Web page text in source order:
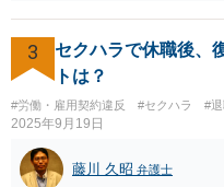
事務所を比較した上で，弁護
応してもらえるのかが重要だ
ついて，分野を絞っているの
いうことで法律相談を依頼し
れば，相談だけではなく，で
思います。 そうすると，労働
に全ての分野を対象にして考え
ないと，相談内容によって，対
3
セクハラで休職後、
トは？
#労働・雇用契約違反 #セクハラ #
2025年9月19日
藤川 久昭 弁護士